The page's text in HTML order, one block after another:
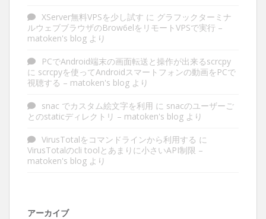
XServer無料VPSを少し試す に グラフックターミナ
ルウェブブラウザのBrow6elをリモートVPSで実行 –
matoken's blog より
PCでAndroid端末の画面転送と操作が出来るscrcpy
に scrcpyを使ってAndroidスマートフォンの動画をPCで
視聴する – matoken's blog より
snac でカスタム絵文字を利用 に snacのユーザーご
とのstaticディレクトリ – matoken's blog より
VirusTotalをコマンドラインから利用する に
VirusTotalのcli toolとあまりに小さいAPI制限 –
matoken's blog より
アーカイブ